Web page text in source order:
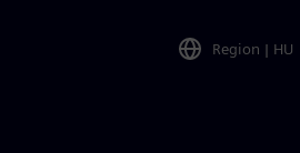
Region | HU